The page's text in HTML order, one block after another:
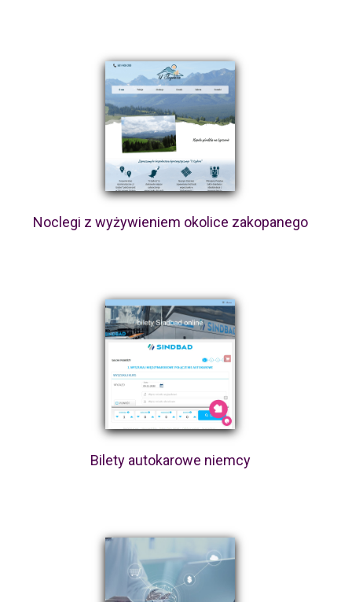
Noclegi z wyżywieniem okolice zakopanego
Bilety autokarowe niemcy